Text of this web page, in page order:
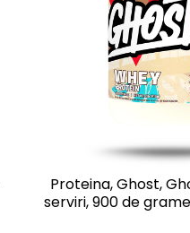
Proteina, Ghost,
serviri, 900 de